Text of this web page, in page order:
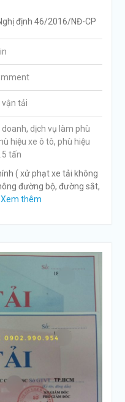
vận tải
doanh, dịch vụ làm phù
hiệu xe ô tô,phù hiệu
tấn
định 46/2016/NĐ-CP
( xử phạt xe tải không
đường bộ, đường sắt,
Xem thêm